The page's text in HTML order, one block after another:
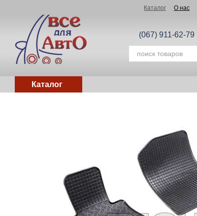
Каталог О нас
(067) 911-62-79
Каталог